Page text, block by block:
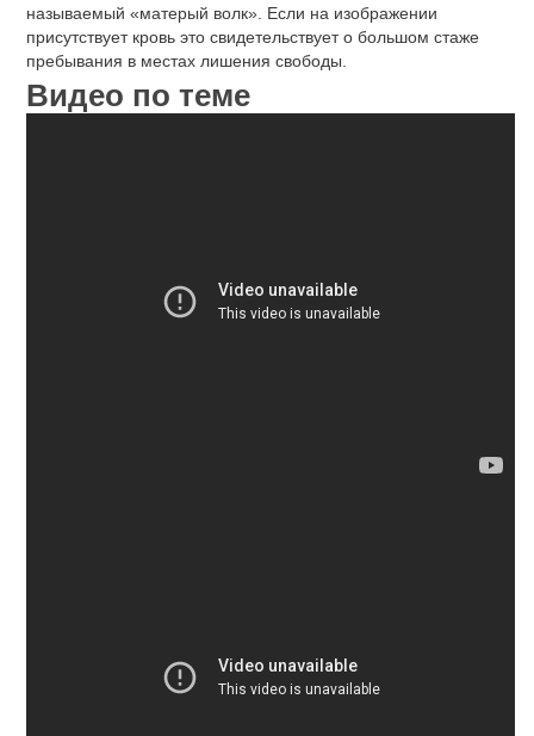
называемый «матерый волк». Если на изображении
присутствует кровь это свидетельствует о большом стаже
пребывания в местах лишения свободы.
Видео по теме